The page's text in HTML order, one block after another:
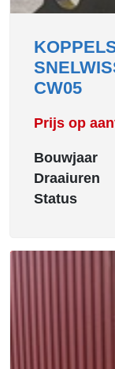
CW05
Prijs op
Bouwjaar
Draaiuren
Status